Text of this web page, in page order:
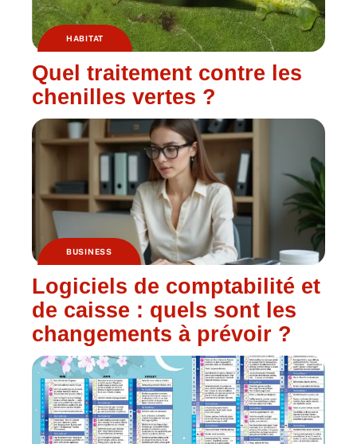
HABITAT
Quel traitement contre les
chenilles vertes ?
BUSINESS
Logiciels de comptabilité et
de caisse : quels sont les
changements à prévoir ?